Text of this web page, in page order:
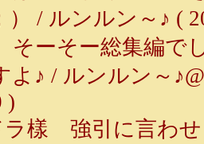
） / ルンルン～♪ (
ーそー総集編で
よ♪ / ルンルン～
)
樣 強引に言わ